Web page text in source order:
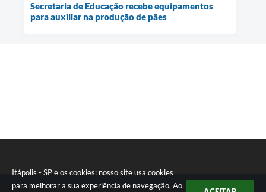
Itápolis - SP e os cookies: nosso site usa cookies
para melhorar a sua experiência de navegação. Ao
Secretaria de Educação recebe equipamentos
para auxiliar na produção de pães